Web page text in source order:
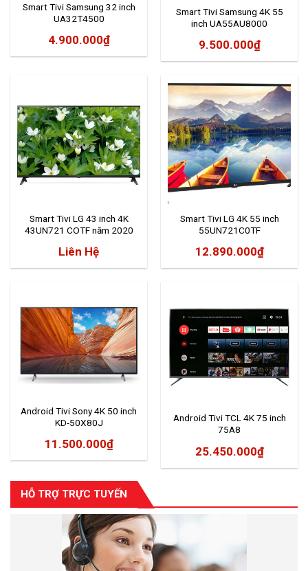
HỖ TRỢ TRỰC TUYẾN
Smart Tivi Samsung 32 inch
UA32T4500
4.900.000₫
Smart Tivi Samsung 4K 55
inch UA55AU8000
9.500.000₫
Smart Tivi LG 43 inch 4K
43UN721 COTF năm 2020
Liên Hệ
Smart Tivi LG 4K 55 inch
55UN721C0TF
12.890.000₫
Android Tivi Sony 4K 50 inch
KD-50X80J
11.500.000₫
Android Tivi TCL 4K 75 inch
75A8
25.450.000₫